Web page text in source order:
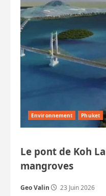
de
cavale
pour
Français.
Autres
arrestations
dont
un
Islandais
taxi.
Environnement Phuket
Le pont de Koh
mangroves
Geo Valin 23 Juin 2026